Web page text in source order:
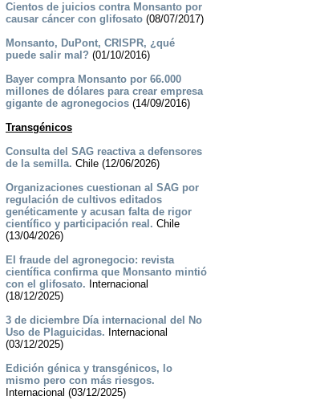
Cientos de juicios contra Monsanto por
causar cáncer con glifosato(08/07/2017)
Monsanto, DuPont, CRISPR, ¿qué
puede salir mal? (01/10/2016)
Bayer compra Monsanto por 66.000
millones de dólares para crear empresa
gigante de agronegocios(14/09/2016)
Transgénicos
Consulta del SAG reactiva a defensores
de la semilla. Chile (12/06/2026)
Organizaciones cuestionan al SAG por
regulación de cultivos editados
genéticamente y acusan falta de rigor
científico y participación real. Chile
(13/04/2026)
El fraude del agronegocio: revista
científica confirma que Monsanto mintió
con el glifosato. Internacional
(18/12/2025)
3 de diciembre Día internacional del No
Uso de Plaguicidas. Internacional
(03/12/2025)
Edición génica y transgénicos, lo
mismo pero con más riesgos.
Internacional (03/12/2025)